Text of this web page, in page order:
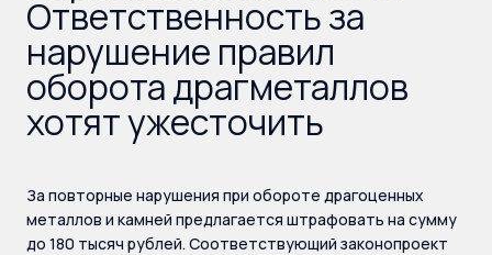
Ответственность за
нарушение правил
оборота драгметаллов
хотят ужесточить
За повторные нарушения при обороте драгоценных
металлов и камней предлагается штрафовать на сумму
до 180 тысяч рублей. Соответствующий законопроект